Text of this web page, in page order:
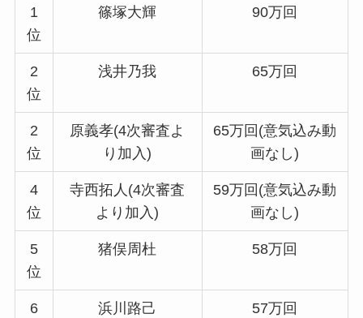
1
位
篠塚大輝 90万回
2
位
浅井乃我 65万回
2
位
原義孝(4次審査よ
り加入)
65万回(意気込み動
画なし)
4
位
寺西拓人(4次審査
より加入)
59万回(意気込み動
画なし)
5
位
猪俣周杜 58万回
6
浜川路己 57万回